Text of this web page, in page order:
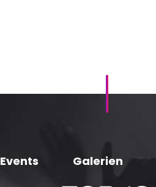
Events Galerien